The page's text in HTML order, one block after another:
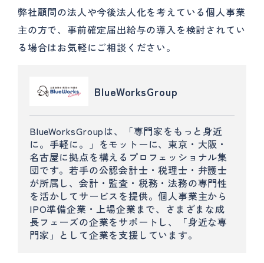
弊社顧問の法人や今後法人化を考えている個人事業
主の方で、事前確定届出給与の導入を検討されてい
る場合はお気軽にご相談ください。
BlueWorksGroup
BlueWorksGroupは、「専門家をもっと身近
に。手軽に。」をモットーに、東京・大阪・
名古屋に拠点を構えるプロフェッショナル集
団です。若手の公認会計士・税理士・弁護士
が所属し、会計・監査・税務・法務の専門性
を活かしてサービスを提供。個人事業主から
IPO準備企業・上場企業まで、さまざまな成
長フェーズの企業をサポートし、「身近な専
門家」として企業を支援しています。